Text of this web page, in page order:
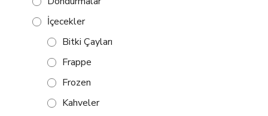
İçecekler
Bitki Çayları
Frappe
Frozen
Kahveler